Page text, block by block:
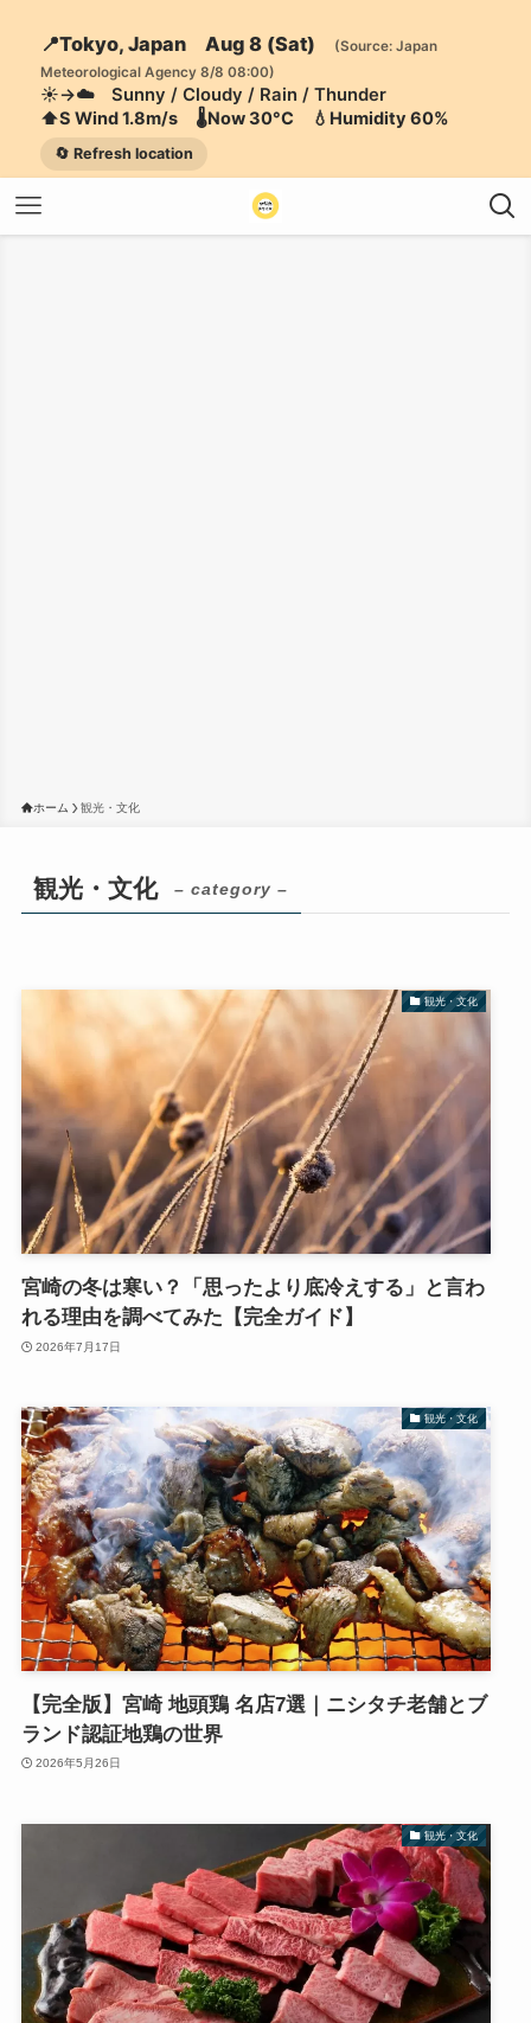
📍Tokyo, Japan Aug 8 (Sat)
(Source: Japan
Meteorological Agency 8/8 08:00)
☀️→☁️ Sunny / Cloudy / Rain / Thunder
⬆️S Wind 1.8m/s 🌡️Now 30°C 💧Humidity 60%
🔄 Refresh location
ホーム 観光・文化
観光・文化 – category –
観光・文化
宮崎の冬は寒い？「思ったより底冷えする」と言わ
れる理由を調べてみた【完全ガイド】
2026年7月17日
観光・文化
【完全版】宮崎 地頭鶏 名店7選｜ニシタチ老舗とブ
ランド認証地鶏の世界
2026年5月26日
観光・文化